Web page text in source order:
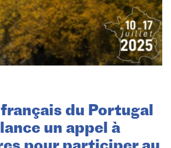
du Portugal
un appel à